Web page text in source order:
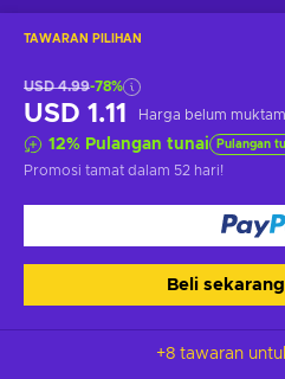
TAWARAN PILIHAN
USD 4.99-78%
USD 1.11 Harga belum
12% Pulangan tunai Pulangan
Promosi tamat dalam 52 hari!
Beli sekarang
+8 tawaran